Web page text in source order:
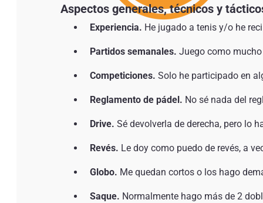
Aspectos generales, técnicos y
Experiencia. He jugado a tenis y/o he
Partidos semanales. Juego como
Competiciones. Solo he participado en
Reglamento de pádel. No sé nada del
Drive. Sé devolverla de derecha, pero lo
Revés. Le doy como puedo de revés, a
Globo. Me quedan cortos o los hago
Saque. Normalmente hago más de 2